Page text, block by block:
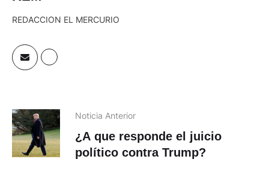
REDACCION EL MERCURIO
Noticia Anterior
¿A que responde el juicio
político contra Trump?